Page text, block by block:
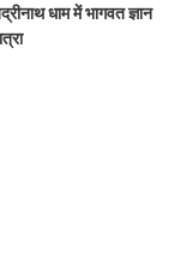
धाम में भागवत ज्ञान